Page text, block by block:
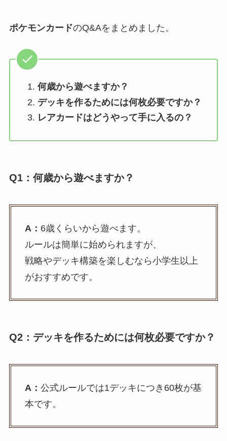
ポケモンカードのQ&Aをまとめました。
何歳から遊べますか？
デッキを作るためには何枚必要ですか？
レアカードはどうやって手に入るの？
Q1：何歳から遊べますか？
A： 6歳くらいから遊べます。
ルールは簡単に始められますが、
戦略やデッキ構築を楽しむなら小学生以上
がおすすめです。
Q2：デッキを作るためには何枚必要ですか？
A： 公式ルールでは1デッキにつき60枚が基
本です。